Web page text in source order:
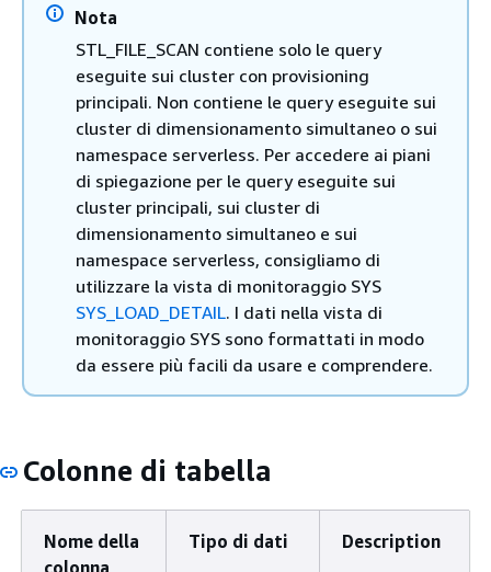
Nota
STL_FILE_SCAN contiene solo le query
eseguite sui cluster con provisioning
principali. Non contiene le query eseguite sui
cluster di dimensionamento simultaneo o sui
namespace serverless. Per accedere ai piani
di spiegazione per le query eseguite sui
cluster principali, sui cluster di
dimensionamento simultaneo e sui
namespace serverless, consigliamo di
utilizzare la vista di monitoraggio SYS
SYS_LOAD_DETAIL. I dati nella vista di
monitoraggio SYS sono formattati in modo
da essere più facili da usare e comprendere.
Colonne di tabella
Nome della
colonna
Tipo di dati Description